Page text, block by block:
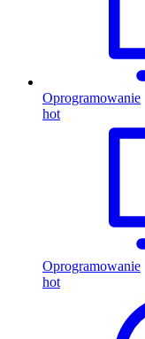
Oprogramowanie
hot
Oprogramowanie
hot